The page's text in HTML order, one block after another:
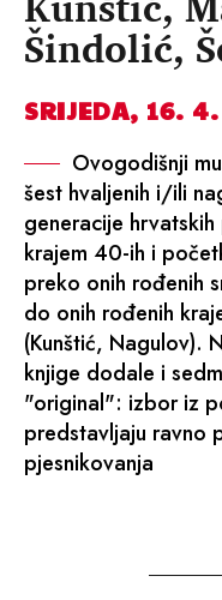
Šindolić,
SRIJEDA, 16.
Ovogodišnji
šest hvaljenih i/ili
generacije
krajem 40-ih i
preko onih rođenih
do onih rođenih
(Kunštić, Nagulov).
knjige dodale i
"original": izbor iz
predstavljaju ravno
pjesnikovanja